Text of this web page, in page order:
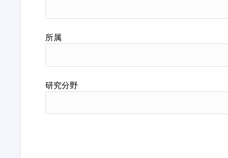
所属
研究分野